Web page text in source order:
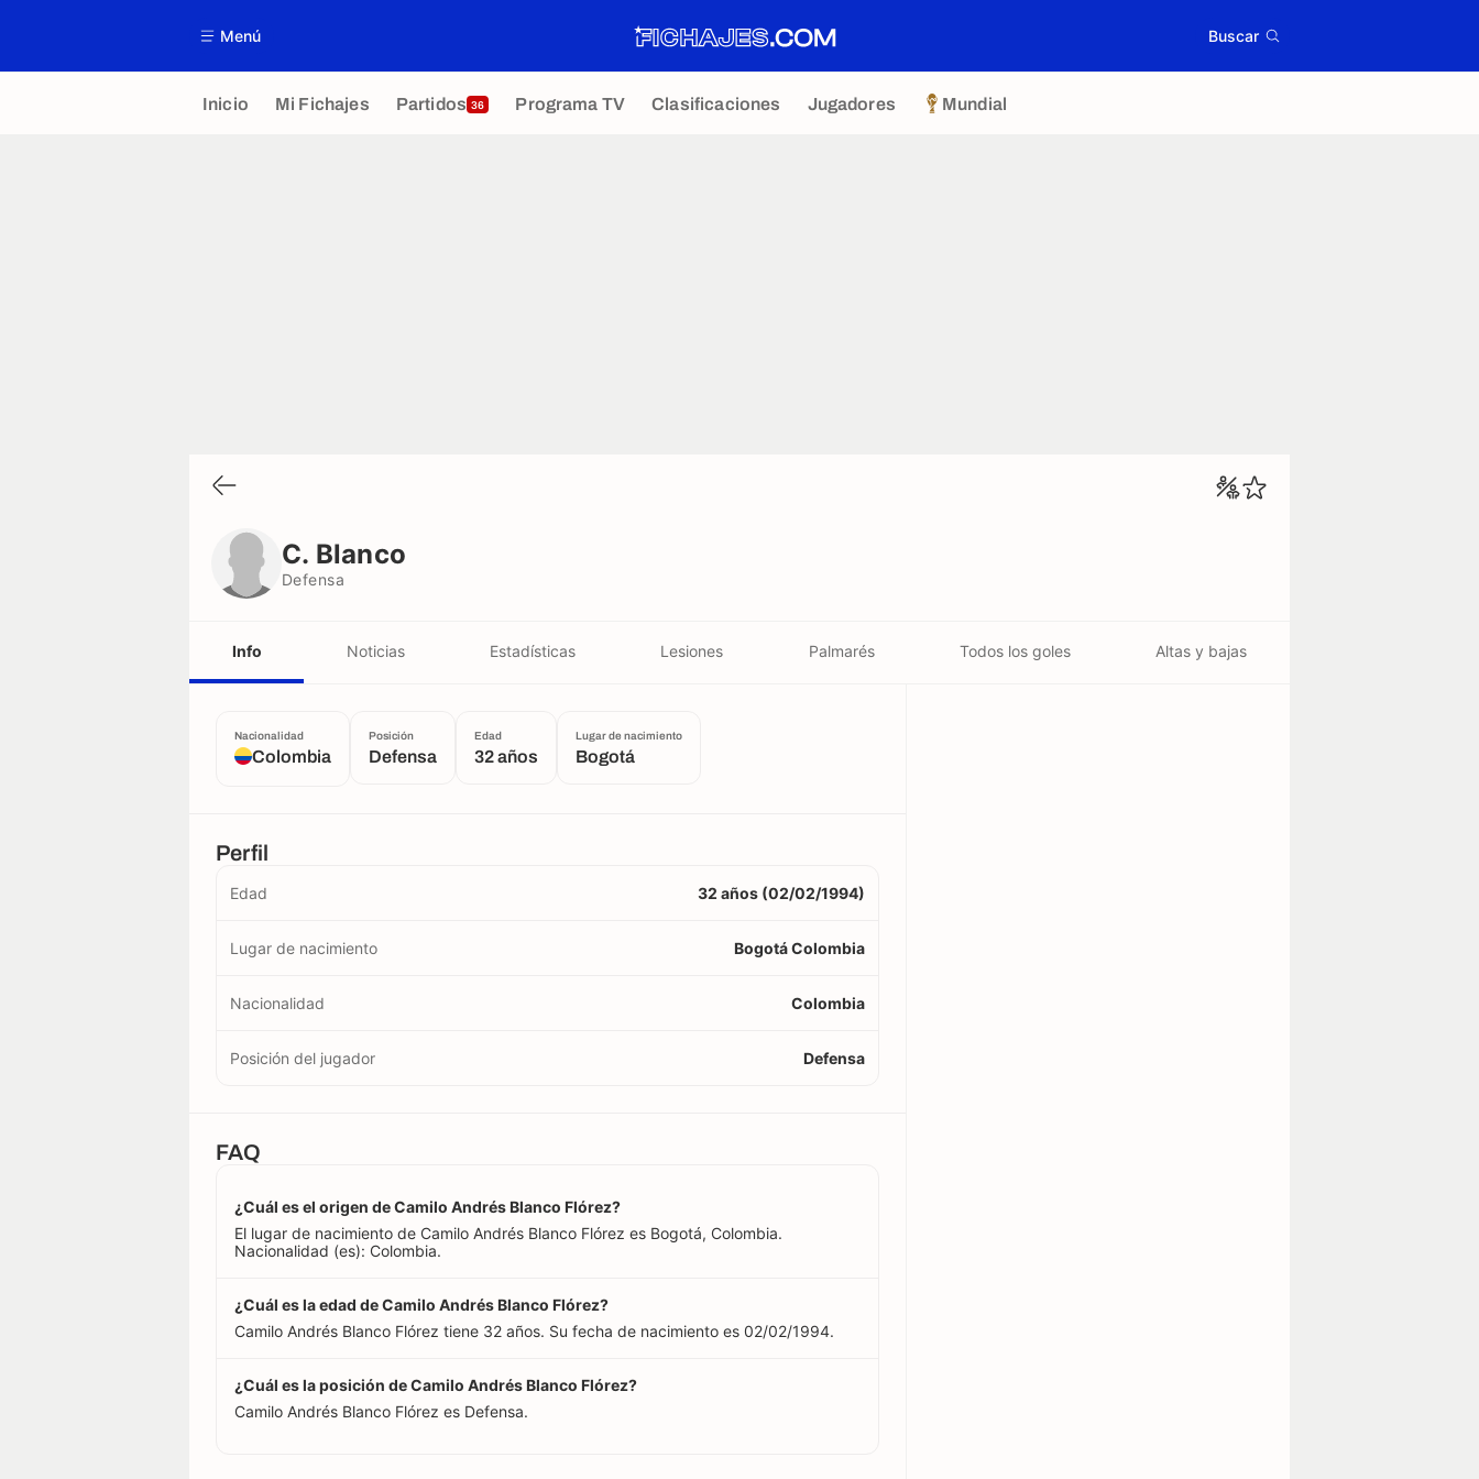
Menú Buscar
Inicio Mi Fichajes Partidos 36 Programa TV Clasificaciones Jugadores Mundial
C. Blanco
Defensa
Info Noticias Estadísticas Lesiones Palmarés Todos los goles Altas y bajas
Nacionalidad
Colombia
Posición
Defensa
Edad
32 años
Lugar de nacimiento
Bogotá
Perfil
Edad 32 años (02/02/1994)
Lugar de nacimiento Bogotá Colombia
Nacionalidad Colombia
Posición del jugador Defensa
FAQ
¿Cuál es el origen de Camilo Andrés Blanco Flórez?
El lugar de nacimiento de Camilo Andrés Blanco Flórez es Bogotá, Colombia.
Nacionalidad (es): Colombia.
¿Cuál es la edad de Camilo Andrés Blanco Flórez?
Camilo Andrés Blanco Flórez tiene 32 años. Su fecha de nacimiento es 02/02/1994.
¿Cuál es la posición de Camilo Andrés Blanco Flórez?
Camilo Andrés Blanco Flórez es Defensa.